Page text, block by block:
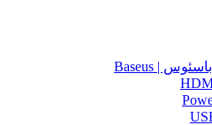
باسئوس | Baseus